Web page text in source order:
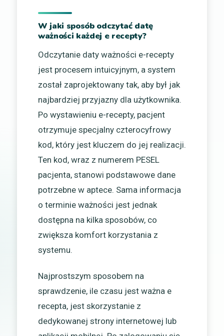
W jaki sposób odczytać datę
ważności każdej e recepty?
Odczytanie daty ważności e-recepty
jest procesem intuicyjnym, a system
został zaprojektowany tak, aby był jak
najbardziej przyjazny dla użytkownika.
Po wystawieniu e-recepty, pacjent
otrzymuje specjalny czterocyfrowy
kod, który jest kluczem do jej realizacji.
Ten kod, wraz z numerem PESEL
pacjenta, stanowi podstawowe dane
potrzebne w aptece. Sama informacja
o terminie ważności jest jednak
dostępna na kilka sposobów, co
zwiększa komfort korzystania z
systemu.
Najprostszym sposobem na
sprawdzenie, ile czasu jest ważna e
recepta, jest skorzystanie z
dedykowanej strony internetowej lub